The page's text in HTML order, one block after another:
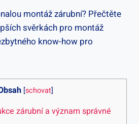
montáž zárubní? Přečtěte
svěrkách pro montáž
know-how pro
[schovat]
zárubní a význam správné